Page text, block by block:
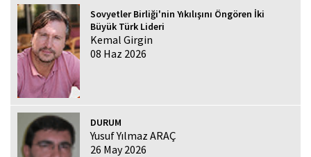
Sovyetler Birliği'nin Yıkılışını Öngören İki
Büyük Türk Lideri
Kemal Girgin
08 Haz 2026
DURUM
Yusuf Yılmaz ARAÇ
26 May 2026